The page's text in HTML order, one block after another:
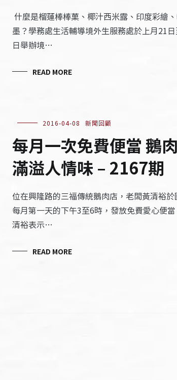
什麼是榴蓮棒棒菓、椰汁西米露、印度彩繪
墨？學務處生活輔導境外生服務處於上月21
日舉辦境…
READ MORE
2016-04-08 新聞回顧
每月一次免費便當 鵝
滿溢人情味 – 2167期
位在興隆路的三福傳統鵝肉店，老闆黃清裕於
每月第一天的下午3至6時，發放免費愛心便
清裕表示…
READ MORE